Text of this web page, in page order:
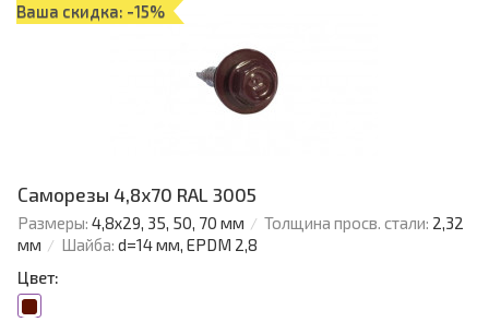
Ваша скидка: -15%
Саморезы 4,8х70 RAL 3005
Размеры: 4,8х29, 35, 50, 70 мм Толщина просв. стали: 2,32
мм
Шайба: d=14 мм, EPDM 2,8
Цвет: